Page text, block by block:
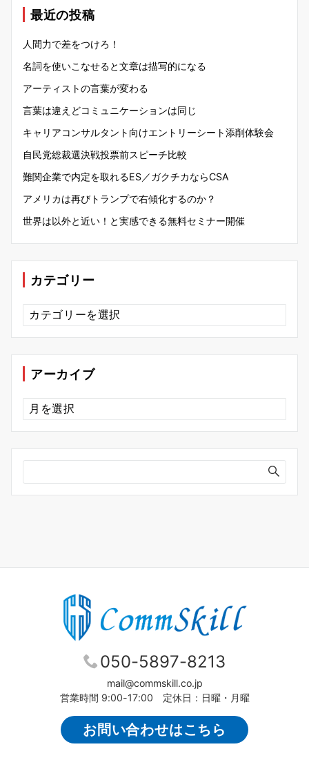
最近の投稿
人間力で差をつけろ！
名詞を使いこなせると文章は描写的になる
アーティストの言葉が変わる
言葉は違えどコミュニケーションは同じ
キャリアコンサルタント向けエントリーシート添削体験会
自民党総裁選決戦投票前スピーチ比較
難関企業で内定を取れるES／ガクチカならCSA
アメリカは再びトランプで右傾化するのか？
世界は以外と近い！と実感できる無料セミナー開催
カテゴリー
カ
テ
ゴ
ー
アーカイブ
ア
ー
カ
ブ
050-5897-8213
mail@commskill.co.jp
営業時間 9:00-17:00 定休日：日曜・月曜
お問い合わせはこちら